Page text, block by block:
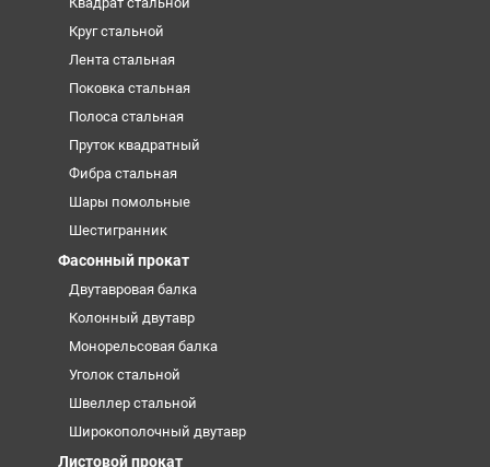
Круг стальной
Лента стальная
Поковка стальная
Полоса стальная
Пруток квадратный
Фибра стальная
Шары помольные
Шестигранник
Фасонный прокат
Двутавровая балка
Колонный двутавр
Монорельсовая балка
Уголок стальной
Швеллер стальной
Широкополочный двутавр
Листовой прокат